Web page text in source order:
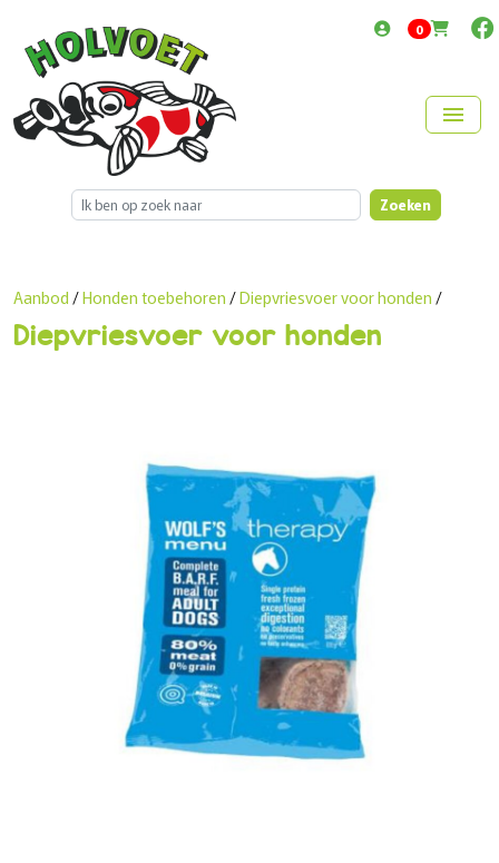
0items in cart
menu
Zoeken
Diepvriesvoer voor honden
Aanbod /Honden toebehoren /Diepvriesvoer voor honden /